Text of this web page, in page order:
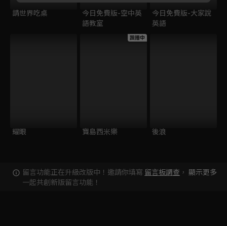
請世界吃桌
今日免費版-空中英
語教室
今日免費版-大家說
英語
耀眼
跟播中
寶島西米樂 後浪
留言功能正在升級改版中！邀請你填寫 留言板調查 ，
一起共創新版留言功能！
顯示更多